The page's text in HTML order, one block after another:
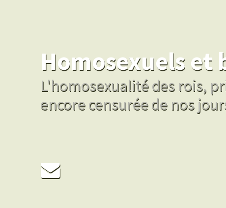
Homosexuels et
L'homosexualité des rois,
encore censurée de nos